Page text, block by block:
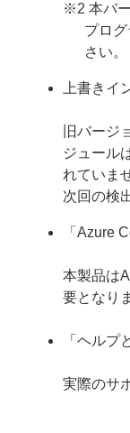
※2 本バ
プロ
さい。
上書きイ
旧バージ
ジュール
れていま
次回の検
「Azure
本製品は
要となり
「ヘル
実際のサ